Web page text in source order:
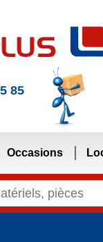
85
Occasions